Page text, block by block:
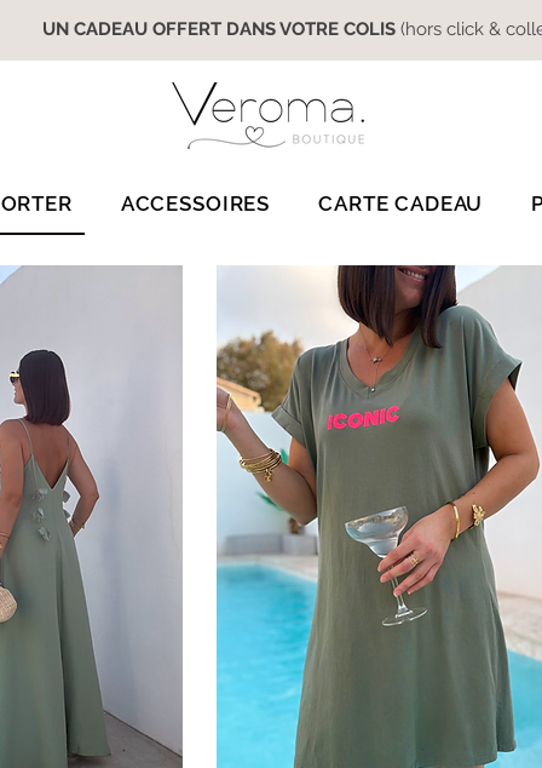
UN CADEAU OFFERT DANS VOTRE COLIS (hors click &
ACCESSOIRES CARTE CADEAU